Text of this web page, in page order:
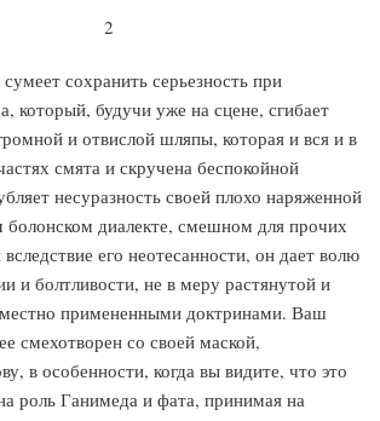
2
сохранить серьезность при
который, будучи уже на сцене, сгибает
и отвислой шляпы, которая и вся и в
смята и скручена беспокойной
несуразность своей плохо наряженной
диалекте, смешном для прочих
его неотесанности, он дает волю
и болтливости, не в меру растянутой и
примененными доктринами. Ваш
смехотворен со своей маской,
в особенности, когда вы видите, что это
роль Ганимеда и фата, принимая на